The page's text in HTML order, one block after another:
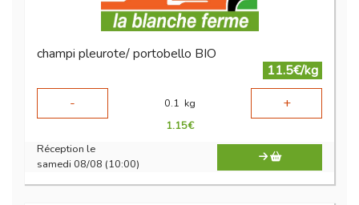
champi pleurote/ portobello BIO
11.5€/kg
-
0.1 kg +
1.15€
Réception le
samedi 08/08 (10:00)